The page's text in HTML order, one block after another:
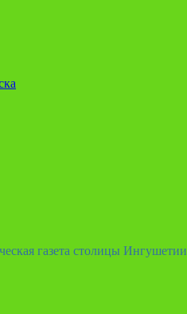
газета столицы Ингушетии